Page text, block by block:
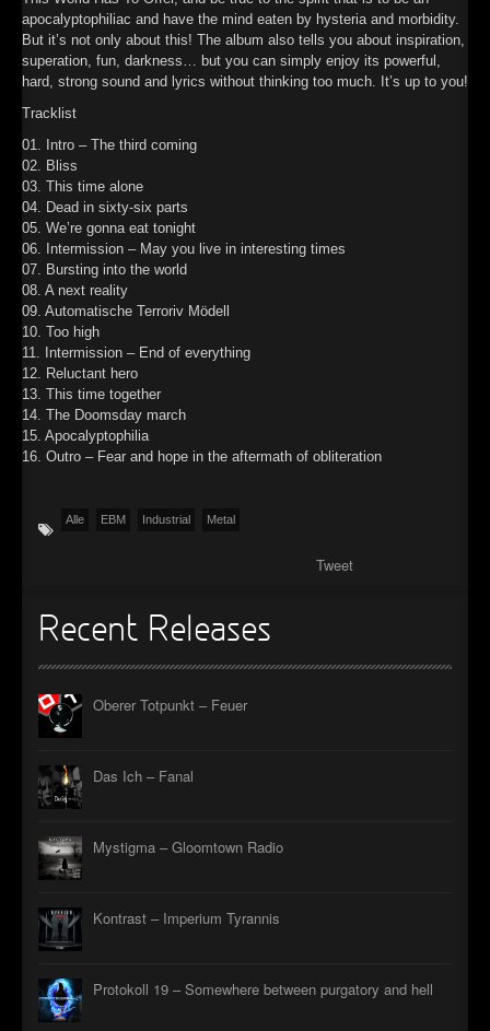
►
►
►
►
►
apocalyptophiliac and have the mind eaten by hysteria and morbidity.
But it’s not only about this! The album also tells you about inspiration,
superation, fun, darkness… but you can simply enjoy its powerful,
hard, strong sound and lyrics without thinking too much. It’s up to you!
Tracklist
01. Intro – The third coming
02. Bliss
03. This time alone
04. Dead in sixty-six parts
05. We’re gonna eat tonight
06. Intermission – May you live in interesting times
07. Bursting into the world
08. A next reality
09. Automatische Terroriv Mödell
10. Too high
11. Intermission – End of everything
12. Reluctant hero
13. This time together
14. The Doomsday march
15. Apocalyptophilia
16. Outro – Fear and hope in the aftermath of obliteration
Alle EBM Industrial Metal
Tweet
Recent Releases
Oberer Totpunkt – Feuer
Das Ich – Fanal
Mystigma – Gloomtown Radio
Kontrast – Imperium Tyrannis
Protokoll 19 – Somewhere between purgatory and hell